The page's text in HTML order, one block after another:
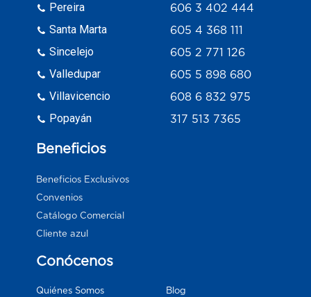
Pereira
Santa Marta
Sincelejo
Valledupar
Villavicencio
Popayán
606 3 402 444
605 4 368 111
605 2 771 126
605 5 898 680
608 6 832 975
317 513 7365
Beneficios
Beneficios Exclusivos
Convenios
Catálogo Comercial
Cliente azul
Conócenos
Quiénes Somos
Blog